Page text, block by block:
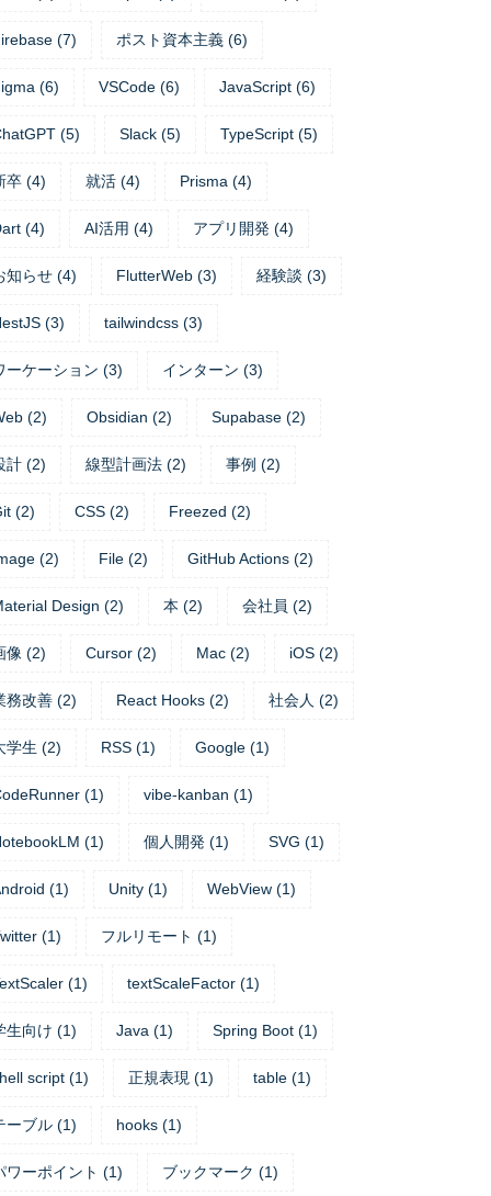
(7) ポスト資本主義 (6)
(6) VSCode (6) JavaScript (6)
(5) Slack (5) TypeScript (5)
卒 (4) 就活 (4) Prisma (4)
(4) AI活用 (4) アプリ開発 (4)
知らせ (4) FlutterWeb (3) 経験談 (3)
(3) tailwindcss (3)
ーケーション (3) インターン (3)
(2) Obsidian (2) Supabase (2)
計 (2) 線型計画法 (2) 事例 (2)
(2) CSS (2) Freezed (2)
(2) File (2) GitHub Actions (2)
Design (2) 本 (2) 会社員 (2)
像 (2) Cursor (2) Mac (2) iOS (2)
務改善 (2) React Hooks (2) 社会人 (2)
学生 (2) RSS (1) Google (1)
(1) vibe-kanban (1)
(1) 個人開発 (1) SVG (1)
(1) Unity (1) WebView (1)
(1) フルリモート (1)
(1) textScaleFactor (1)
生向け (1) Java (1) Spring Boot (1)
script (1) 正規表現 (1) table (1)
ーブル (1) hooks (1)
ワーポイント (1) ブックマーク (1)